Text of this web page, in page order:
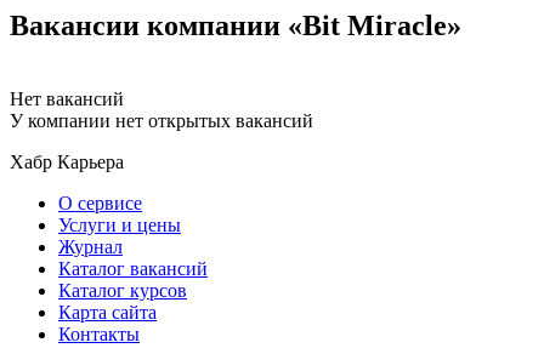
Вакансии компании «Bit Miracle»
Нет вакансий
У компании нет открытых вакансий
Хабр Карьера
О сервисе
Услуги и цены
Журнал
Каталог вакансий
Каталог курсов
Карта сайта
Контакты